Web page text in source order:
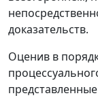
доказательств.
Оценив в